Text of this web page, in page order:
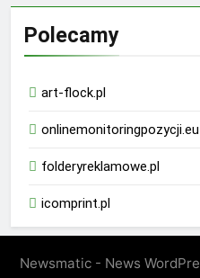
Polecamy
art-flock.pl
onlinemonitoringpozycji.eu
folderyreklamowe.pl
icomprint.pl
Newsmatic - News